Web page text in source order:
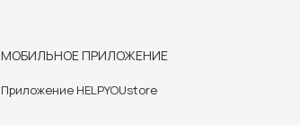
МОБИЛЬНОЕ ПРИЛОЖЕНИЕ
Приложение HELPYOUstore